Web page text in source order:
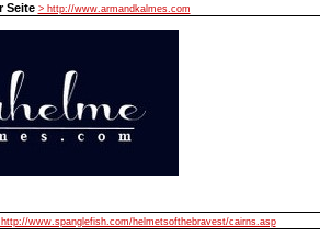
Seite > http://www.armandkalmes.com
http://www.spanglefish.com/helmetsofthebravest/cairns.asp